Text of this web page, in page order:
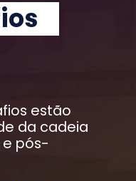
estão
da cadeia
pós-